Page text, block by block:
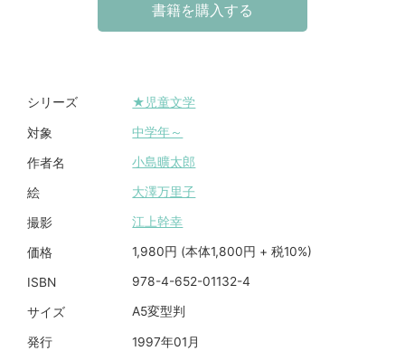
書籍を購入する
シリーズ ★児童文学
対象 中学年～
作者名 小島曠太郎
絵 大澤万里子
撮影 江上幹幸
価格 1,980円 (本体1,800円 + 税10%)
ISBN 978-4-652-01132-4
サイズ A5変型判
発行 1997年01月